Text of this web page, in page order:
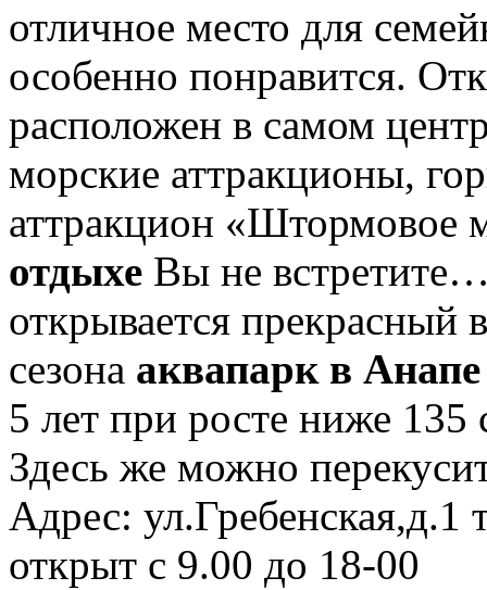
отличное место для
особенно понравится.
расположен в самом
морские аттракционы,
аттракцион «Штормовое
отдыхе Вы не
открывается прекрасный
сезона аквапарк в Анапе
5 лет при росте ниже 135
Здесь же можно
Адрес:
открыт с 9.00 до 18-00